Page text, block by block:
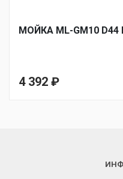
МОЙКA ML-GM10 D44
4 392 ₽